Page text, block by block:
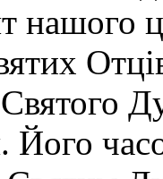
нашого
Його